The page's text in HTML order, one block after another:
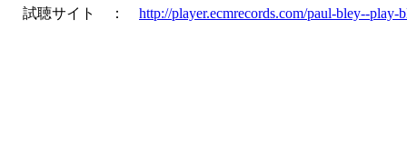
試聴サイト ： http://player.ecmrecords.com/paul-bley--play-